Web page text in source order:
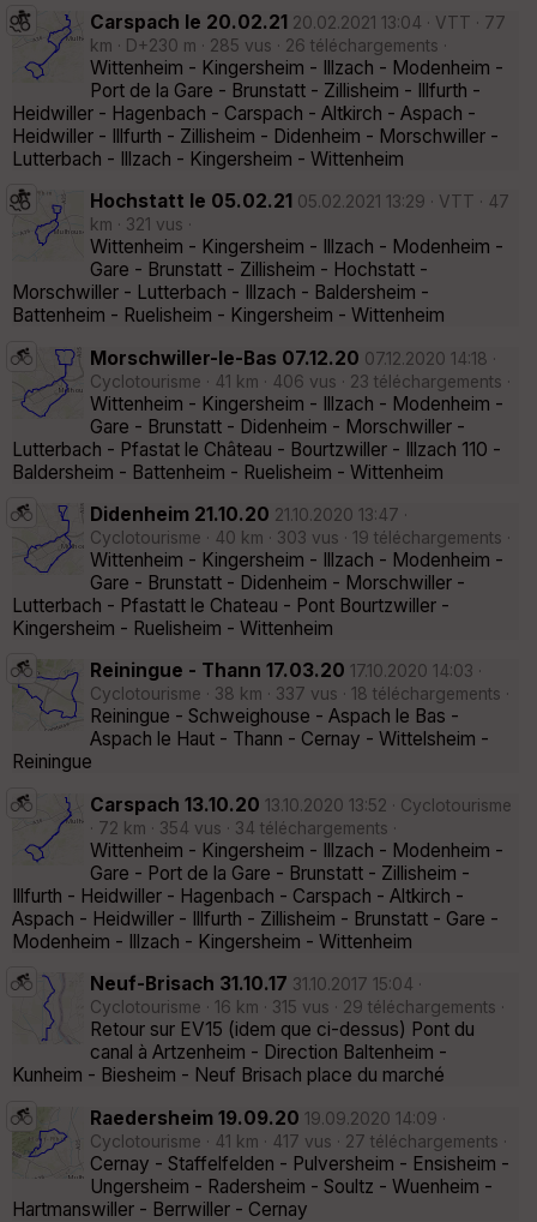
Carspach le 20.02.21 20.02.2021 13:04 · VTT · 77
km · D+230 m · 285 vus · 26 téléchargements ·
Wittenheim - Kingersheim - Illzach - Modenheim -
Port de la Gare - Brunstatt - Zillisheim - Illfurth -
Heidwiller - Hagenbach - Carspach - Altkirch - Aspach -
Heidwiller - Illfurth - Zillisheim - Didenheim - Morschwiller -
Lutterbach - Illzach - Kingersheim - Wittenheim
Hochstatt le 05.02.21 05.02.2021 13:29 · VTT · 47
km · 321 vus ·
Wittenheim - Kingersheim - Illzach - Modenheim -
Gare - Brunstatt - Zillisheim - Hochstatt -
Morschwiller - Lutterbach - Illzach - Baldersheim -
Battenheim - Ruelisheim - Kingersheim - Wittenheim
Morschwiller-le-Bas 07.12.20 07.12.2020 14:18 ·
Cyclotourisme · 41 km · 406 vus · 23 téléchargements ·
Wittenheim - Kingersheim - Illzach - Modenheim -
Gare - Brunstatt - Didenheim - Morschwiller -
Lutterbach - Pfastat le Château - Bourtzwiller - Illzach 110 -
Baldersheim - Battenheim - Ruelisheim - Wittenheim
Didenheim 21.10.20 21.10.2020 13:47 ·
Cyclotourisme · 40 km · 303 vus · 19 téléchargements ·
Wittenheim - Kingersheim - Illzach - Modenheim -
Gare - Brunstatt - Didenheim - Morschwiller -
Lutterbach - Pfastatt le Chateau - Pont Bourtzwiller -
Kingersheim - Ruelisheim - Wittenheim
Reiningue - Thann 17.03.20 17.10.2020 14:03 ·
Cyclotourisme · 38 km · 337 vus · 18 téléchargements ·
Reiningue - Schweighouse - Aspach le Bas -
Aspach le Haut - Thann - Cernay - Wittelsheim -
Reiningue
Carspach 13.10.20 13.10.2020 13:52 · Cyclotourisme
· 72 km · 354 vus · 34 téléchargements ·
Wittenheim - Kingersheim - Illzach - Modenheim -
Gare - Port de la Gare - Brunstatt - Zillisheim -
Illfurth - Heidwiller - Hagenbach - Carspach - Altkirch -
Aspach - Heidwiller - Illfurth - Zillisheim - Brunstatt - Gare -
Modenheim - Illzach - Kingersheim - Wittenheim
Neuf-Brisach 31.10.17 31.10.2017 15:04 ·
Cyclotourisme · 16 km · 315 vus · 29 téléchargements ·
Retour sur EV15 (idem que ci-dessus) Pont du
canal à Artzenheim - Direction Baltenheim -
Kunheim - Biesheim - Neuf Brisach place du marché
Raedersheim 19.09.20 19.09.2020 14:09 ·
Cyclotourisme · 41 km · 417 vus · 27 téléchargements ·
Cernay - Staffelfelden - Pulversheim - Ensisheim -
Ungersheim - Radersheim - Soultz - Wuenheim -
Hartmanswiller - Berrwiller - Cernay